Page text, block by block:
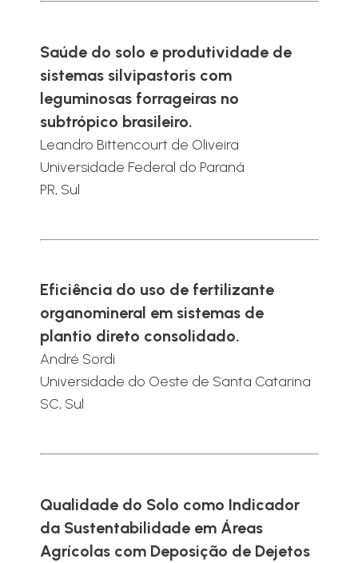
Saúde do solo e produtividade de
sistemas silvipastoris com
leguminosas forrageiras no
subtrópico brasileiro.
Leandro Bittencourt de Oliveira
Universidade Federal do Paraná
PR, Sul
Eficiência do uso de fertilizante
organomineral em sistemas de
plantio direto consolidado.
André Sordi
Universidade do Oeste de Santa Catarina
SC, Sul
Qualidade do Solo como Indicador
da Sustentabilidade em Áreas
Agrícolas com Deposição de Dejetos